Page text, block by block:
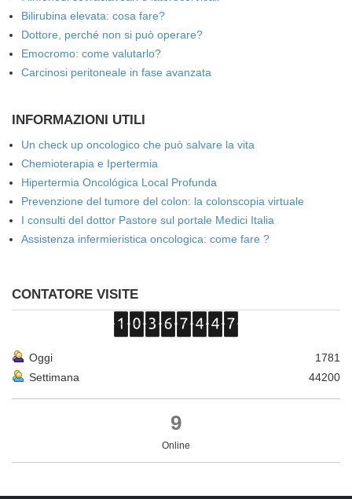
Bilirubina elevata: cosa fare?
Dottore, perché non si può operare?
Emocromo: come valutarlo?
Carcinosi peritoneale in fase avanzata
INFORMAZIONI UTILI
Un check up oncologico che può salvare la vita
Chemioterapia e Ipertermia
Hipertermia Oncológica Local Profunda
Prevenzione del tumore del colon: la colonscopia virtuale
I consulti del dottor Pastore sul portale Medici Italia
Assistenza infermieristica oncologica: come fare ?
CONTATORE VISITE
Oggi
1781
Settimana
44200
9
Online